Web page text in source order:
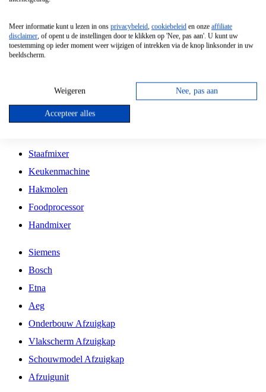
Vrijstaande Magnetron
Vrijstaande Kookplaat
Inbouw Gaskookplaat
Inbouw Keramische Kookplaat
Kookplaat Accessoires
Staafmixer
Keukenmachine
Hakmolen
Foodprocessor
Handmixer
Siemens
Bosch
Etna
Aeg
Onderbouw Afzuigkap
Vlakscherm Afzuigkap
Schouwmodel Afzuigkap
Afzuigunit
Meer informatie kunt u lezen in ons privacybeleid, cookiebeleid en onze affiliate
disclaimer, of opent u de instellingen door te klikken op 'Nee, pas aan'. U kunt uw
toestemming op ieder moment weer wijzigen of intrekken via de knop linksonder in uw
beeldscherm.
Weigeren Nee, pas aan
Accepteer alles